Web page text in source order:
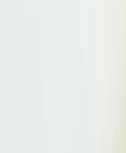
Diesel Coche, Otro